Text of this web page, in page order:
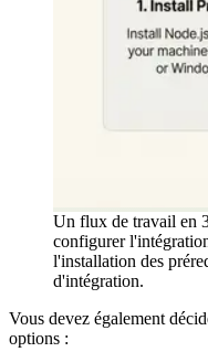
Un flux de travail en
configurer
l'installation des
d'intégration.
Vous devez également
options :